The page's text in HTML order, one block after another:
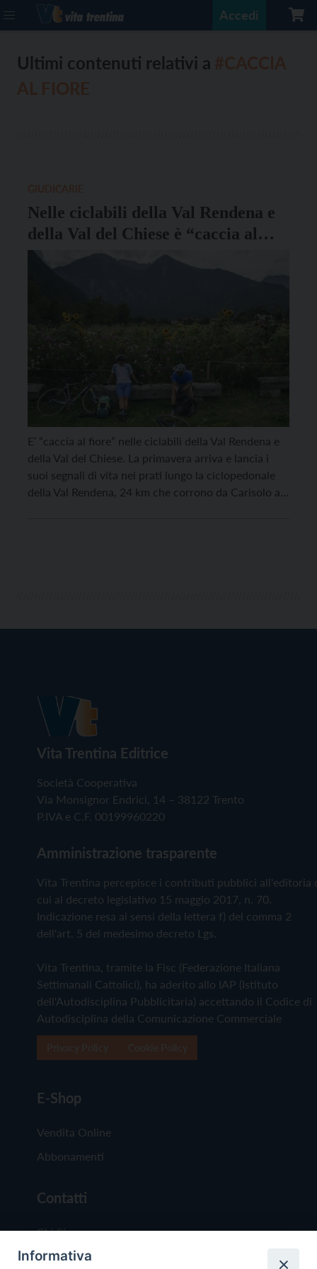
Accedi
Ultimi contenuti relativi a
Nelle ciclabili della Val Rendena e
della Val del Chiese è “caccia al
fiore”: oltre 600 specie lungo i
E’ “caccia al fiore” nelle ciclabili della Val Rendena e
della Val del Chiese. La primavera arriva e lancia i
suoi segnali di vita nei prati lungo la ciclopedonale
della Val Rendena, 24 km che corrono da Carisolo al
Vita Trentina Editrice
Società Cooperativa
Via Monsignor Endrici, 14 – 38122 Trento
P.IVA e C.F. 00199960220
Amministrazione trasparente
Vita Trentina percepisce i contributi pubblici all'editoria
cui al decreto legislativo 15 maggio 2017, n. 70.
Indicazione resa ai sensi della lettera f) del comma 2
dell'art. 5 del medesimo decreto Lgs.
Vita Trentina, tramite la Fisc (Federazione Italiana
Settimanali Cattolici), ha aderito allo IAP (Istituto
dell'Autodisciplina Pubblicitaria) accettando il Codice di
Autodisciplina della Comunicazione Commerciale
E-Shop
Vendita Online
Abbonamenti
Contatti
Chi Siamo
Redazione
Informativa